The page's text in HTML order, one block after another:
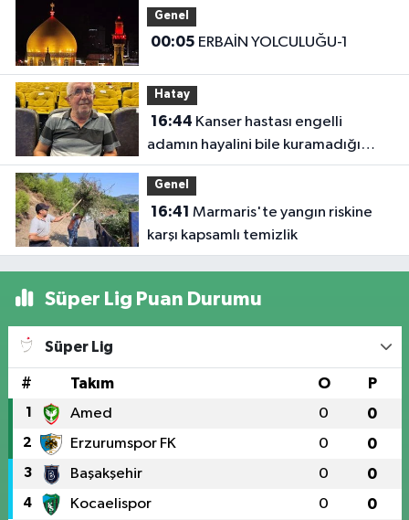
Üretim İncelemesi
Genel
00:05 ERBAİN YOLCULUĞU-1
Hatay
16:44
adamın hayalini bile kuramadığı
evine kavuşunca döktüğü gözyaşı
duygulandırdı
Genel
16:41
karşı kapsamlı temizlik
Süper Lig Puan Durumu
Süper Lig
# Takım O P
1 Amed 0 0
2 Erzurumspor FK 0 0
3 Başakşehir 0 0
4 Kocaelispor 0 0